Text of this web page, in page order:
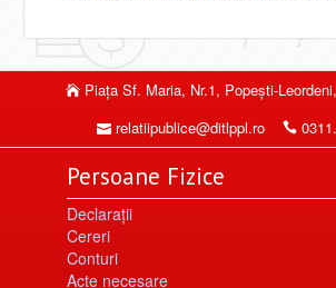
Piaţa Sf. Maria, Nr.1, Popeşti-
relatiipublice@ditlppl.ro
Persoane Fizice
Declarații
Cereri
Conturi
Acte necesare